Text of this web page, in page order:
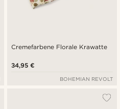
Cremefarbene Florale Krawatte
34,95 €
BOHEMIAN REVOLT